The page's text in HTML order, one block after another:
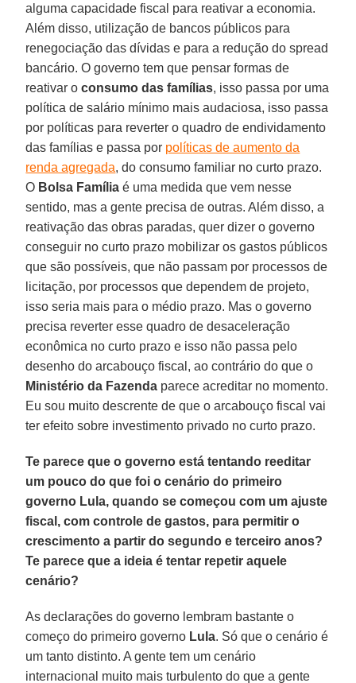
alguma capacidade fiscal para reativar a economia.
Além disso, utilização de bancos públicos para
renegociação das dívidas e para a redução do spread
bancário. O governo tem que pensar formas de
reativar oconsumo das famílias, isso passa por uma
política de salário mínimo mais audaciosa, isso passa
por políticas para reverter o quadro de endividamento
das famílias e passa por políticas de aumento da
renda agregada, do consumo familiar no curto prazo.
O Bolsa Família é uma medida que vem nesse
sentido, mas a gente precisa de outras. Além disso, a
reativação das obras paradas, quer dizer o governo
conseguir no curto prazo mobilizar os gastos públicos
que são possíveis, que não passam por processos de
licitação, por processos que dependem de projeto,
isso seria mais para o médio prazo. Mas o governo
precisa reverter esse quadro de desaceleração
econômica no curto prazo e isso não passa pelo
desenho do arcabouço fiscal, ao contrário do que o
Ministério da Fazenda parece acreditar no momento.
Eu sou muito descrente de que o arcabouço fiscal vai
ter efeito sobre investimento privado no curto prazo.
Te parece que o governo está tentando reeditar
um pouco do que foi o cenário do primeiro
governo Lula, quando se começou com um ajuste
fiscal, com controle de gastos, para permitir o
crescimento a partir do segundo e terceiro anos?
Te parece que a ideia é tentar repetir aquele
cenário?
As declarações do governo lembram bastante o
começo do primeiro governo Lula. Só que o cenário é
um tanto distinto. A gente tem um cenário
internacional muito mais turbulento do que a gente